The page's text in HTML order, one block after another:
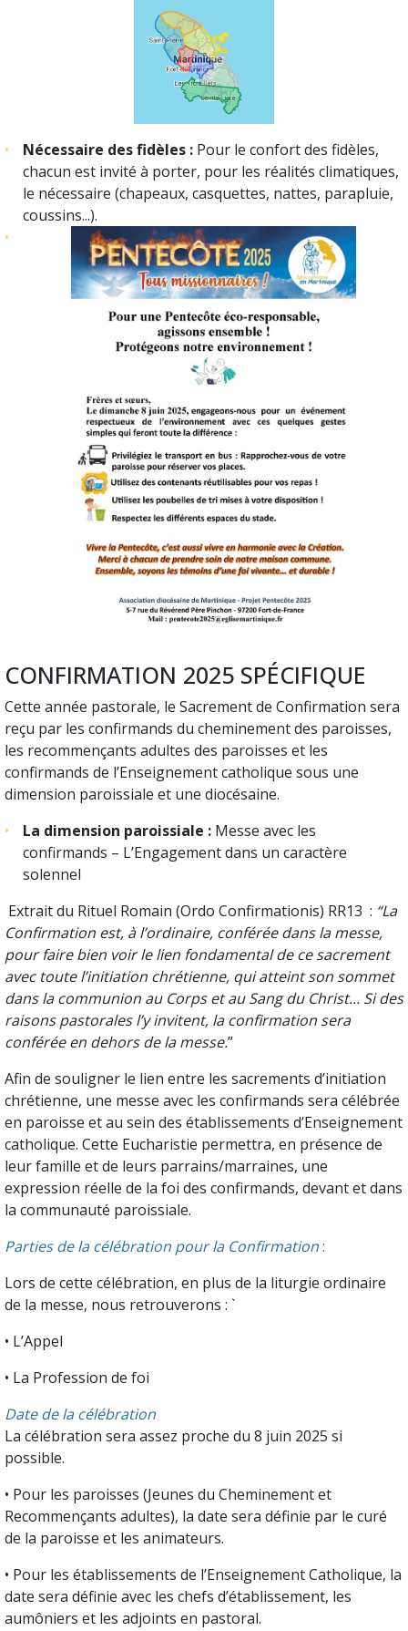
Nécessaire des fidèles : Pour le confort des fidèles,
chacun est invité à porter, pour les réalités climatiques,
le nécessaire (chapeaux, casquettes, nattes, parapluie,
coussins...).
CONFIRMATION 2025 SPÉCIFIQUE
Cette année pastorale, le Sacrement de Confirmation sera
reçu par les confirmands du cheminement des paroisses,
les recommençants adultes des paroisses et les
confirmands de l’Enseignement catholique sous une
dimension paroissiale et une diocésaine.
La dimension paroissiale : Messe avec les
confirmands – L’Engagement dans un caractère
solennel
Extrait du Rituel Romain (Ordo Confirmationis) RR13 : “La
Confirmation est, à l’ordinaire, conférée dans la messe,
pour faire bien voir le lien fondamental de ce sacrement
avec toute l’initiation chrétienne, qui atteint son sommet
dans la communion au Corps et au Sang du Christ... Si des
raisons pastorales l’y invitent, la confirmation sera
conférée en dehors de la messe.”
Afin de souligner le lien entre les sacrements d’initiation
chrétienne, une messe avec les confirmands sera célébrée
en paroisse et au sein des établissements d’Enseignement
catholique. Cette Eucharistie permettra, en présence de
leur famille et de leurs parrains/marraines, une
expression réelle de la foi des confirmands, devant et dans
la communauté paroissiale.
Parties de la célébration pour la Confirmation:
Lors de cette célébration, en plus de la liturgie ordinaire
de la messe, nous retrouverons : `
• L’Appel
• La Profession de foi
Date de la célébration
La célébration sera assez proche du 8 juin 2025 si
possible.
• Pour les paroisses (Jeunes du Cheminement et
Recommençants adultes), la date sera définie par le curé
de la paroisse et les animateurs.
• Pour les établissements de l’Enseignement Catholique, la
date sera définie avec les chefs d’établissement, les
aumôniers et les adjoints en pastoral.